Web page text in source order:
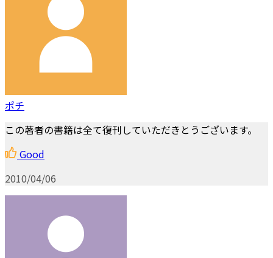
ポチ
この著者の書籍は全て復刊していただきとうございます。
Good
2010/04/06